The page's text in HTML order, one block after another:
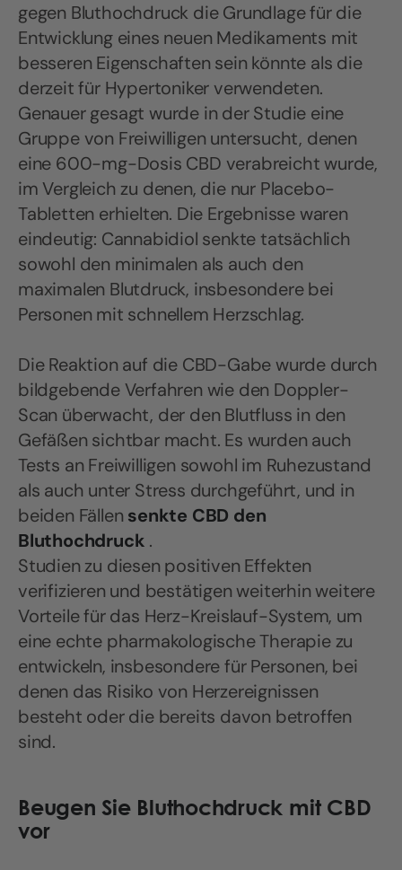
gegen Bluthochdruck die Grundlage für die
Entwicklung eines neuen Medikaments mit
besseren Eigenschaften sein könnte als die
derzeit für Hypertoniker verwendeten.
Genauer gesagt wurde in der Studie eine
Gruppe von Freiwilligen untersucht, denen
eine 600-mg-Dosis CBD verabreicht wurde,
im Vergleich zu denen, die nur Placebo-
Tabletten erhielten. Die Ergebnisse waren
eindeutig: Cannabidiol senkte tatsächlich
sowohl den minimalen als auch den
maximalen Blutdruck, insbesondere bei
Personen mit schnellem Herzschlag.
Die Reaktion auf die CBD-Gabe wurde durch
bildgebende Verfahren wie den Doppler-
Scan überwacht, der den Blutfluss in den
Gefäßen sichtbar macht. Es wurden auch
Tests an Freiwilligen sowohl im Ruhezustand
als auch unter Stress durchgeführt, und in
beiden Fällen senkte CBD den
Bluthochdruck .
Studien zu diesen positiven Effekten
verifizieren und bestätigen weiterhin weitere
Vorteile für das Herz-Kreislauf-System, um
eine echte pharmakologische Therapie zu
entwickeln, insbesondere für Personen, bei
denen das Risiko von Herzereignissen
besteht oder die bereits davon betroffen
sind.
Beugen Sie Bluthochdruck mit CBD
vor